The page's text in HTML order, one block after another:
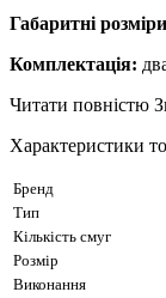
Габаритні
Комплектація:
Читати повністю
Характеристики
Бренд
Тип
Кількість смуг
Розмір
Виконання